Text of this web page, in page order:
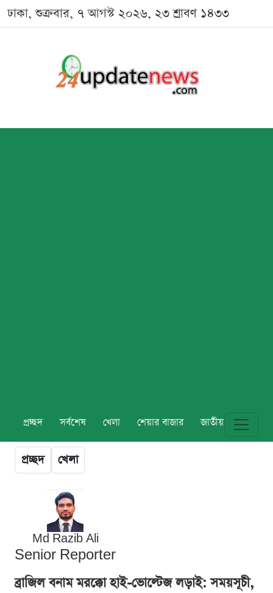
ঢাকা, শুক্রবার, ৭ আগস্ট ২০২৬, ২৩ শ্রাবণ ১৪৩৩
প্রচ্ছদ সর্বশেষ খেলা শেয়ার বাজার জাতীয় বিশ্ব
প্রচ্ছদ খেলা
Md Razib Ali
Senior Reporter
ব্রাজিল বনাম মরক্কো হাই-ভোল্টেজ লড়াই: সময়সূচী,